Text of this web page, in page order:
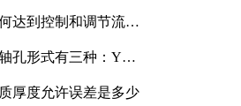
达到控制和调节流量
孔形式有三种：Y
厚度允许误差是多少